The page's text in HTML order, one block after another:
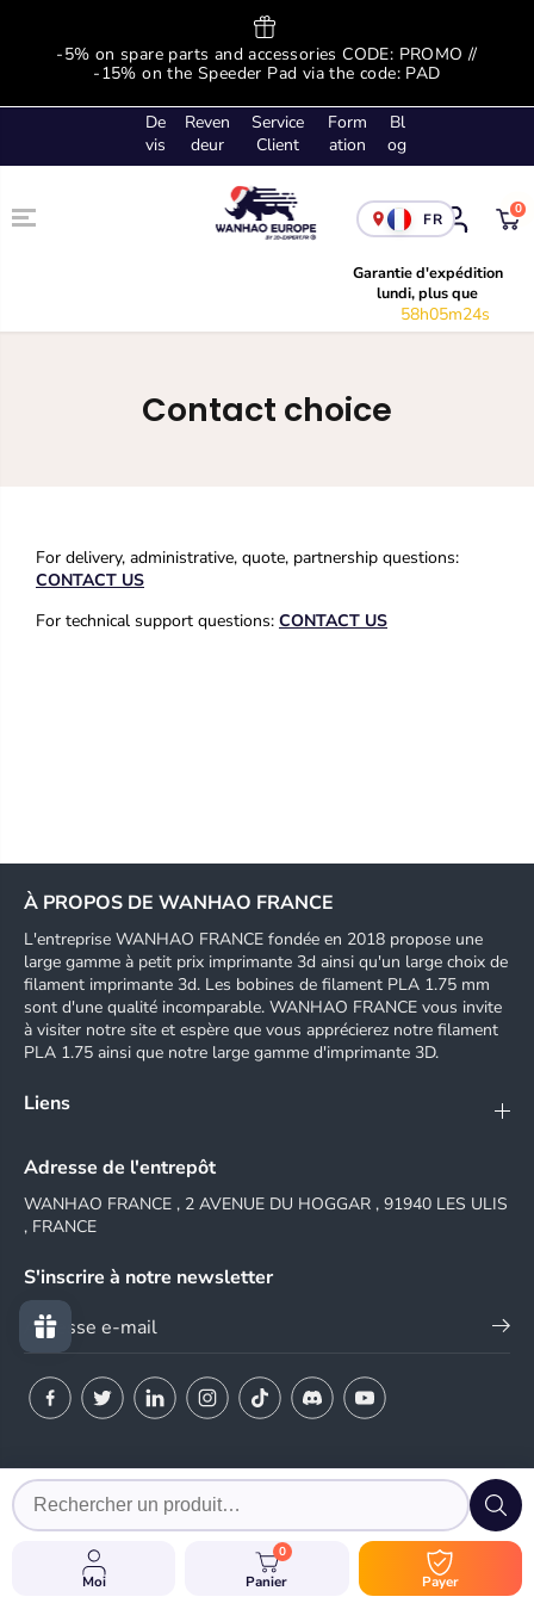
-5% on spare parts and accessories CODE: PROMO //
-15% on the Speeder Pad via the code: PAD
De
vis
Reven
deur
Service
Client
Form
ation
Bl
og
Garantie d'expédition
lundi, plus que
58h05m23s
0
FR
Contact choice
For delivery, administrative, quote, partnership questions:
CONTACT US
For technical support questions: CONTACT US
À PROPOS DE WANHAO FRANCE
L'entreprise WANHAO FRANCE fondée en 2018 propose une
large gamme à petit prix imprimante 3d ainsi qu'un large choix de
filament imprimante 3d. Les bobines de filament PLA 1.75 mm
sont d'une qualité incomparable. WANHAO FRANCE vous invite
à visiter notre site et espère que vous apprécierez notre filament
PLA 1.75 ainsi que notre large gamme d'imprimante 3D.
Liens
Adresse de l'entrepôt
WANHAO FRANCE , 2 AVENUE DU HOGGAR , 91940 LES ULIS
, FRANCE
S'inscrire à notre newsletter
© 2024 WANHAO FRANCE
Moi
0
Panier Payer